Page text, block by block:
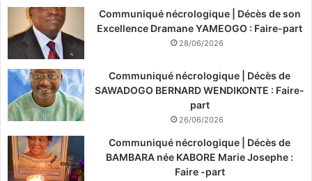
Communiqué nécrologique | Décès de son
Excellence Dramane YAMEOGO : Faire-part
28/06/2026
Communiqué nécrologique | Décès de
SAWADOGO BERNARD WENDIKONTE : Faire-
part
26/06/2026
Communiqué nécrologique | Décès de
BAMBARA née KABORE Marie Josephe :
Faire -part